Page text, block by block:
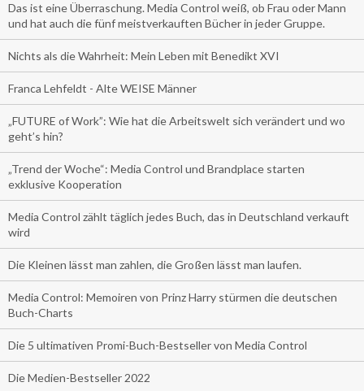
Das ist eine Überraschung. Media Control weiß, ob Frau oder Mann
und hat auch die fünf meistverkauften Bücher in jeder Gruppe.
Nichts als die Wahrheit: Mein Leben mit Benedikt XVI
Franca Lehfeldt - Alte WEISE Männer
„FUTURE of Work”: Wie hat die Arbeitswelt sich verändert und wo
geht’s hin?
„Trend der Woche“: Media Control und Brandplace starten
exklusive Kooperation
Media Control zählt täglich jedes Buch, das in Deutschland verkauft
wird
Die Kleinen lässt man zahlen, die Großen lässt man laufen.
Media Control: Memoiren von Prinz Harry stürmen die deutschen
Buch-Charts
Die 5 ultimativen Promi-Buch-Bestseller von Media Control
Die Medien-Bestseller 2022